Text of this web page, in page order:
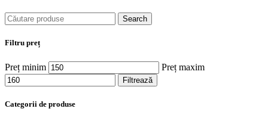
Search
Filtru preț
Preț minim Preț maxim
Filtrează
Categorii de produse